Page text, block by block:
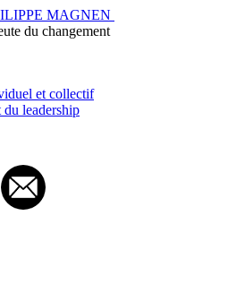
MAGNEN
du changement
et collectif
du leadership